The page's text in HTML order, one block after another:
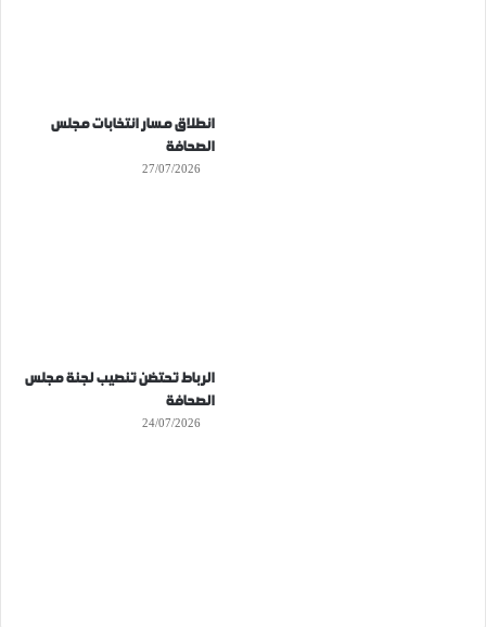
انطلاق مسار انتخابات مجلس
الصحافة
27/07/2026
الرباط تحتضن تنصيب لجنة مجلس
الصحافة
24/07/2026